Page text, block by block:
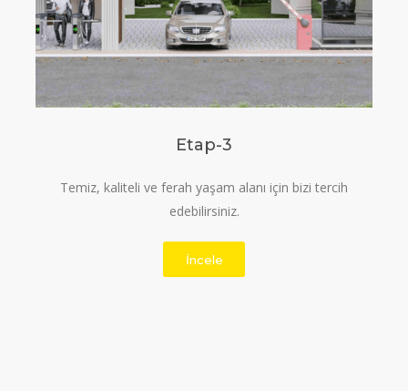
Etap-3
Temiz, kaliteli ve ferah yaşam alanı için bizi tercih
edebilirsiniz.
İncele